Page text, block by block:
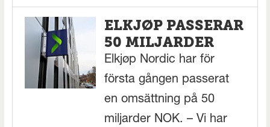
ELKJØP PASSERAR
50 MILJARDER
Elkjøp Nordic har för
första gången passerat
en omsättning på 50
miljarder NOK. – Vi har